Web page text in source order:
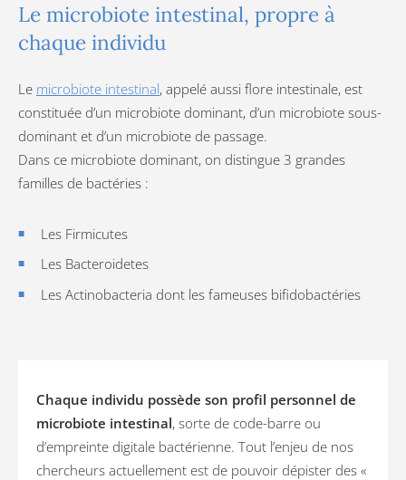
Le microbiote intestinal, propre à
chaque individu
Le microbiote intestinal, appelé aussi flore intestinale, est
constituée d’un microbiote dominant, d’un microbiote sous-
dominant et d’un microbiote de passage.
Dans ce microbiote dominant, on distingue 3 grandes
familles de bactéries :
Les Firmicutes
Les Bacteroidetes
Les Actinobacteria dont les fameuses bifidobactéries
Chaque individu possède son profil personnel de
microbiote intestinal, sorte de code-barre ou
d’empreinte digitale bactérienne. Tout l’enjeu de nos
chercheurs actuellement est de pouvoir dépister des «